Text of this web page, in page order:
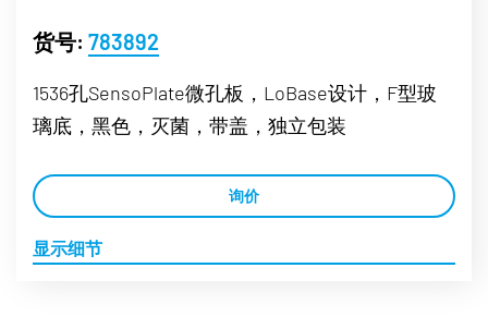
货号: 783892
1536孔SensoPlate微孔板，LoBase设计，F型玻
璃底，黑色，灭菌，带盖，独立包装
询价
显示细节